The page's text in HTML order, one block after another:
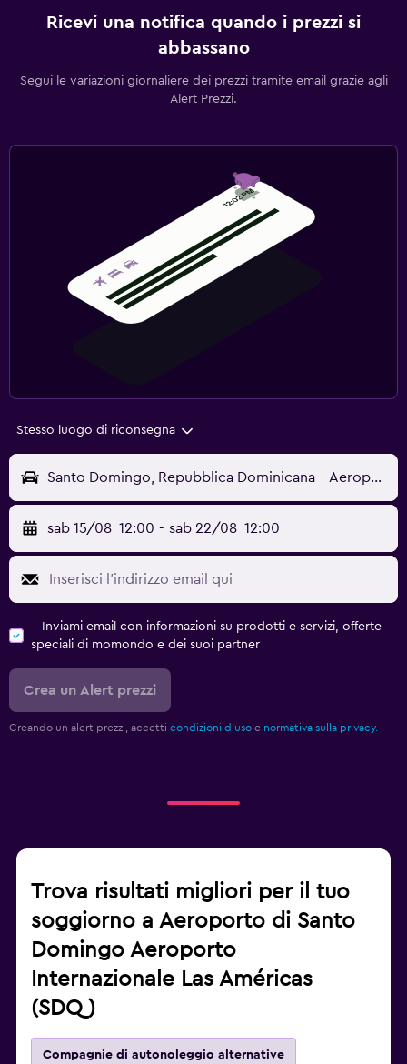
Ricevi una notifica quando i prezzi si
abbassano
Segui le variazioni giornaliere dei prezzi tramite email grazie agli
Alert Prezzi.
Stesso luogo di riconsegna
Santo Domingo, Repubblica Dominicana - Aeroporto Internazionale Las Américas (SDQ)
sab 15/08 12:00 - sab 22/08 12:00
Inviami email con informazioni su prodotti e servizi, offerte
speciali di momondo e dei suoi partner
Crea un Alert prezzi
Creando un alert prezzi, accetti condizioni d'uso e normativa sulla privacy.
Trova risultati migliori per il tuo
soggiorno a Aeroporto di Santo
Domingo Aeroporto
Internazionale Las Américas
(SDQ)
Compagnie di autonoleggio alternative